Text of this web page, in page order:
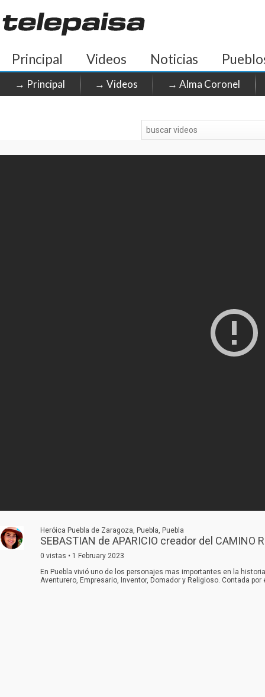
Principal Videos Noticias
→ Principal → Videos → Alma Coronel
Heróica Puebla de Zaragoza, Puebla, Puebla
SEBASTIAN de APARICIO creador del CAMINO
0 vistas • 1 February 2023
En Puebla vivió uno de los personajes mas importantes en la
Aventurero, Empresario, Inventor, Domador y Religioso. Contada